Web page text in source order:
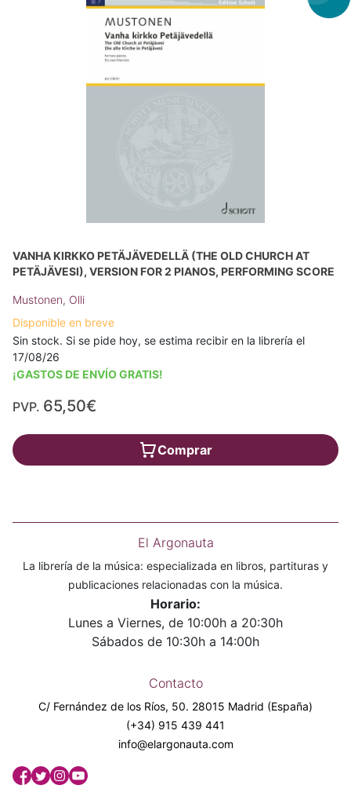
VANHA KIRKKO PETÄJÄVEDELLÄ (THE OLD CHURCH AT
PETÄJÄVESI), VERSION FOR 2 PIANOS, PERFORMING SCORE
Mustonen, Olli
Disponible en breve
Sin stock. Si se pide hoy, se estima recibir en la librería el
17/08/26
¡GASTOS DE ENVÍO GRATIS!
PVP. 65,50€
Comprar
El Argonauta
La librería de la música: especializada en libros, partituras y
publicaciones relacionadas con la música.
Horario:
Lunes a Viernes, de 10:00h a 20:30h
Sábados de 10:30h a 14:00h
Contacto
C/ Fernández de los Ríos, 50. 28015 Madrid (España)
(+34) 915 439 441
info@elargonauta.com